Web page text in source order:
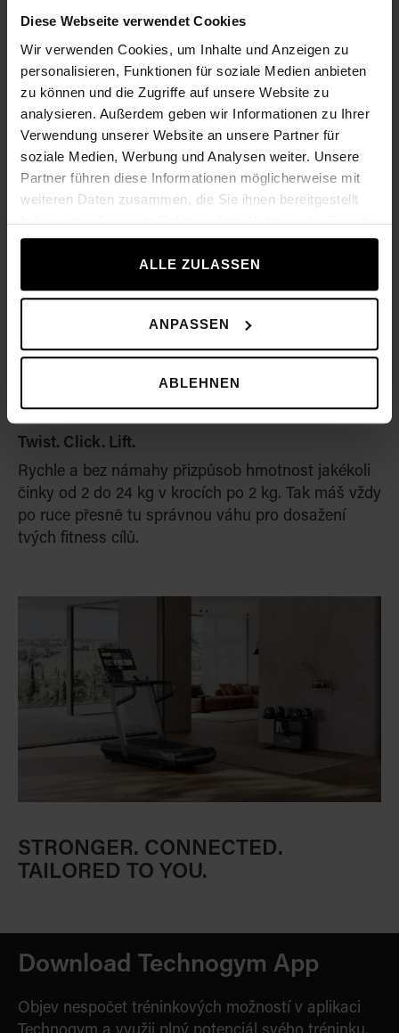
Diese Webseite verwendet Cookies
Wir verwenden Cookies, um Inhalte und Anzeigen zu
personalisieren, Funktionen für soziale Medien anbieten
zu können und die Zugriffe auf unsere Website zu
analysieren. Außerdem geben wir Informationen zu Ihrer
Verwendung unserer Website an unsere Partner für
soziale Medien, Werbung und Analysen weiter. Unsere
Partner führen diese Informationen möglicherweise mit
weiteren Daten zusammen, die Sie ihnen bereitgestellt
haben oder die sie im Rahmen Ihrer Nutzung der Dienste
gesammelt haben.
ALLE ZULASSEN
ANPASSEN
ABLEHNEN
Twist. Click. Lift.
Rychle a bez námahy přizpůsob hmotnost jakékoli
činky od 2 do 24 kg v krocích po 2 kg. Tak máš vždy
po ruce přesně tu správnou váhu pro dosažení
tvých fitness cílů.
STRONGER. CONNECTED.
TAILORED TO YOU.
Download Technogym App
Objev nespočet tréninkových možností v aplikaci